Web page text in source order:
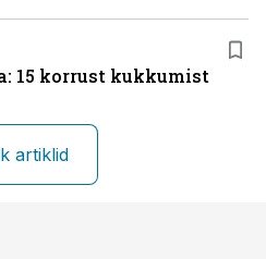
15 korrust kukkumist
artiklid